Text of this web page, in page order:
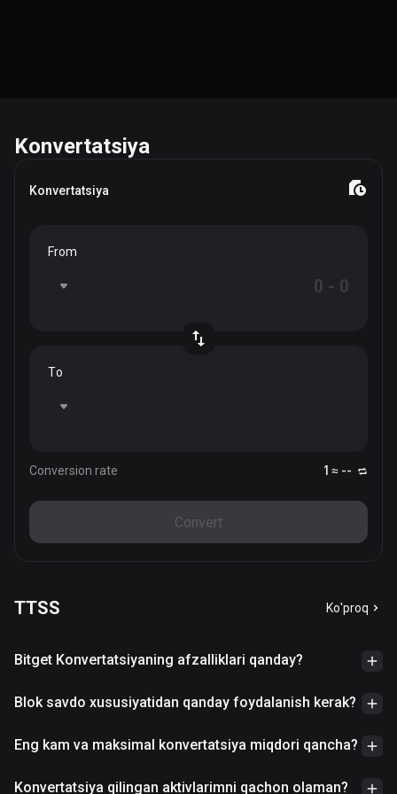
Konvertatsiya
Konvertatsiya
From
To
Conversion rate 1 ≈ --
Convert
TTSS Ko'proq
Bitget Konvertatsiyaning afzalliklari qanday?
Blok savdo xususiyatidan qanday foydalanish kerak?
Eng kam va maksimal konvertatsiya miqdori qancha?
Konvertatsiya qilingan aktivlarimni qachon olaman?